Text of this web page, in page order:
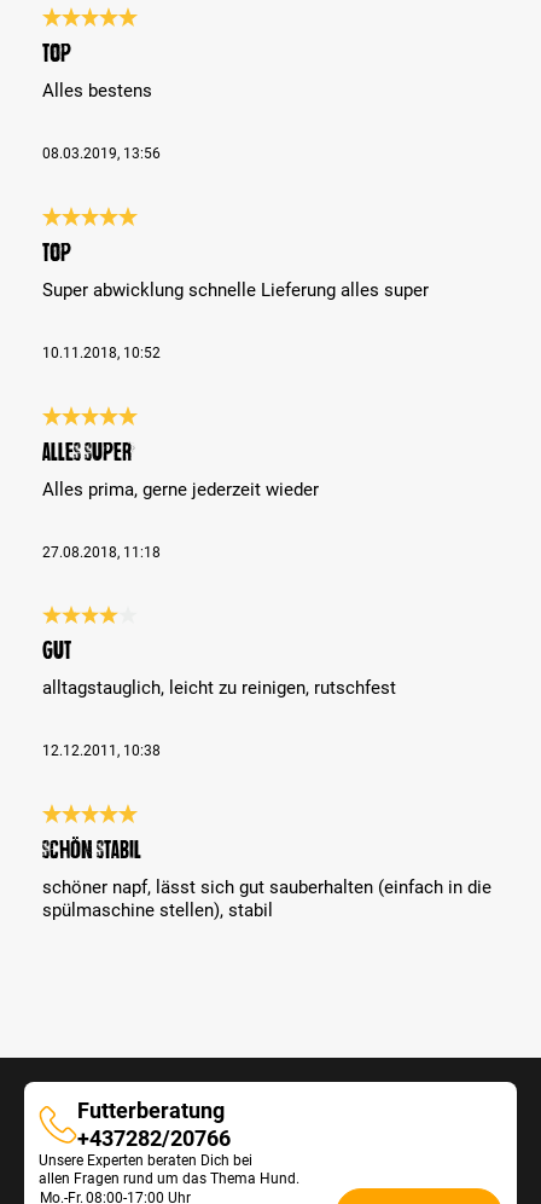
Bewertung mit 5 von 5 Sternen
Top
Alles bestens
08.03.2019, 13:56
Bewertung mit 5 von 5 Sternen
Top
Super abwicklung schnelle Lieferung alles super
10.11.2018, 10:52
Bewertung mit 5 von 5 Sternen
alles super
Alles prima, gerne jederzeit wieder
27.08.2018, 11:18
Bewertung mit 4 von 5 Sternen
gut
alltagstauglich, leicht zu reinigen, rutschfest
12.12.2011, 10:38
Bewertung mit 5 von 5 Sternen
Schön stabil
schöner napf, lässt sich gut sauberhalten (einfach in die
spülmaschine stellen), stabil
Futterberatung
Futterberatung
+437282/20766
Unsere Experten beraten Dich bei
allen Fragen rund um das Thema Hund.
Mo.-Fr. 08:00-17:00 Uhr